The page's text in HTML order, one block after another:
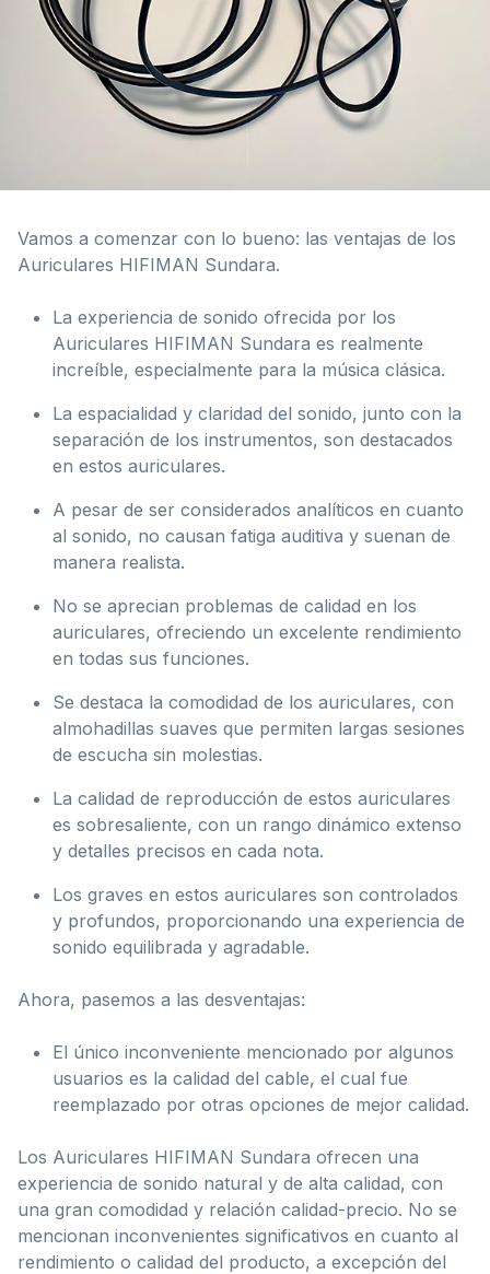
Vamos a comenzar con lo bueno: las ventajas de los
Auriculares HIFIMAN Sundara.
La experiencia de sonido ofrecida por los
Auriculares HIFIMAN Sundara es realmente
increíble, especialmente para la música clásica.
La espacialidad y claridad del sonido, junto con la
separación de los instrumentos, son destacados
en estos auriculares.
A pesar de ser considerados analíticos en cuanto
al sonido, no causan fatiga auditiva y suenan de
manera realista.
No se aprecian problemas de calidad en los
auriculares, ofreciendo un excelente rendimiento
en todas sus funciones.
Se destaca la comodidad de los auriculares, con
almohadillas suaves que permiten largas sesiones
de escucha sin molestias.
La calidad de reproducción de estos auriculares
es sobresaliente, con un rango dinámico extenso
y detalles precisos en cada nota.
Los graves en estos auriculares son controlados
y profundos, proporcionando una experiencia de
sonido equilibrada y agradable.
Ahora, pasemos a las desventajas:
El único inconveniente mencionado por algunos
usuarios es la calidad del cable, el cual fue
reemplazado por otras opciones de mejor calidad.
Los Auriculares HIFIMAN Sundara ofrecen una
experiencia de sonido natural y de alta calidad, con
una gran comodidad y relación calidad-precio. No se
mencionan inconvenientes significativos en cuanto al
rendimiento o calidad del producto, a excepción del